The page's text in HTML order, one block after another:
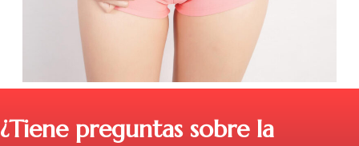
¿Tiene preguntas sobre la